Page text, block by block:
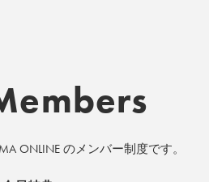
ONLINE のメンバー制度です。